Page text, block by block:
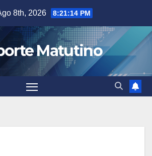
8th, 2026 8:21:15 PM
Matutino